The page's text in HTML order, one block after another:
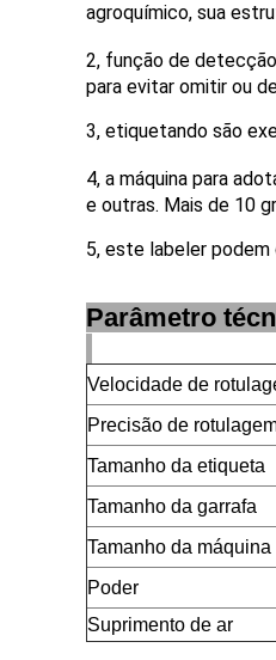
agroquímico, sua
2, função de
para evitar omitir ou
3, etiquetando são
4, a máquina para
e outras. Mais de 10
5, este labeler
Parâmetro
Velocidade de
Precisão de
Tamanho da etiqueta
Tamanho da garrafa
Tamanho da máquina
Poder
Suprimento de ar